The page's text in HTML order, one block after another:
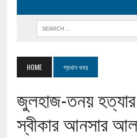
HOME প্রধান খবর
জুলহাজ-তনয় হত্যার
স্বীকার আনসার